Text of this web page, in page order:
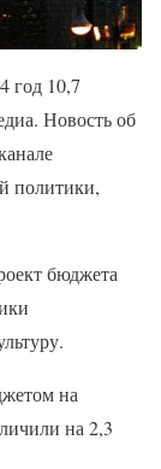
год 10,7
Новость об
политики,
бюджета
на
на 2,3